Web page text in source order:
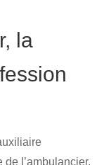
la
l’ambulancier.